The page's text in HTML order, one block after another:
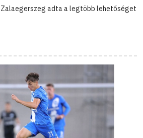
Zalaegerszeg adta a legtöbb lehetőséget